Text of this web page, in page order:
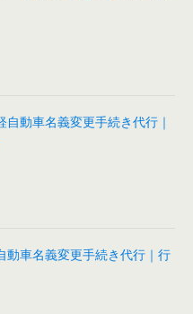
動車名義変更手続き代行｜
車名義変更手続き代行｜行